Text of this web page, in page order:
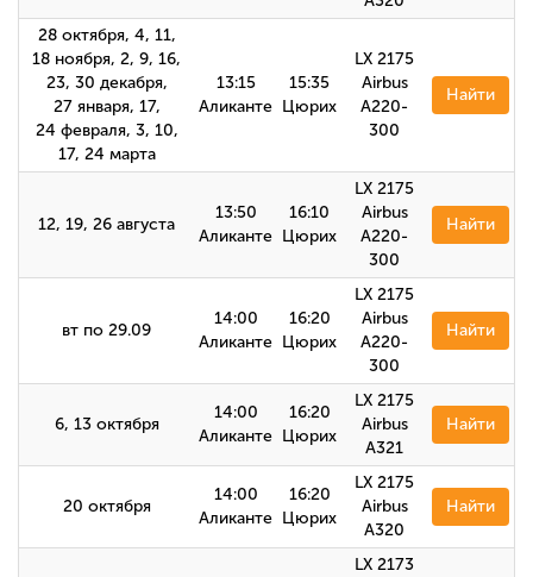
28 октября, 4, 11,
18 ноября, 2, 9, 16,
23, 30 декабря,
27 января, 17,
24 февраля, 3, 10,
17, 24 марта
13:15
Аликанте
15:35
Цюрих
LX 2175
Airbus
A220-
300
Найти
12, 19, 26 августа
13:50
Аликанте
16:10
Цюрих
LX 2175
Airbus
A220-
300
Найти
вт по 29.09
14:00
Аликанте
16:20
Цюрих
LX 2175
Airbus
A220-
300
Найти
6, 13 октября
14:00
Аликанте
16:20
Цюрих
LX 2175
Airbus
A321
Найти
20 октября
14:00
Аликанте
16:20
Цюрих
LX 2175
Airbus
A320
Найти
LX 2173